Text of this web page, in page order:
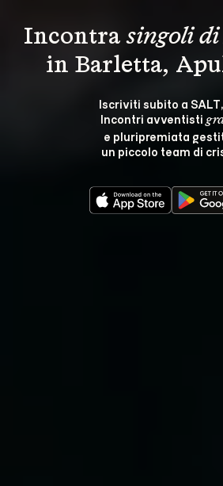
Incontra singoli
in Barletta,
Iscriviti subito a
Incontri avventisti
e pluripremiata
un piccolo team di